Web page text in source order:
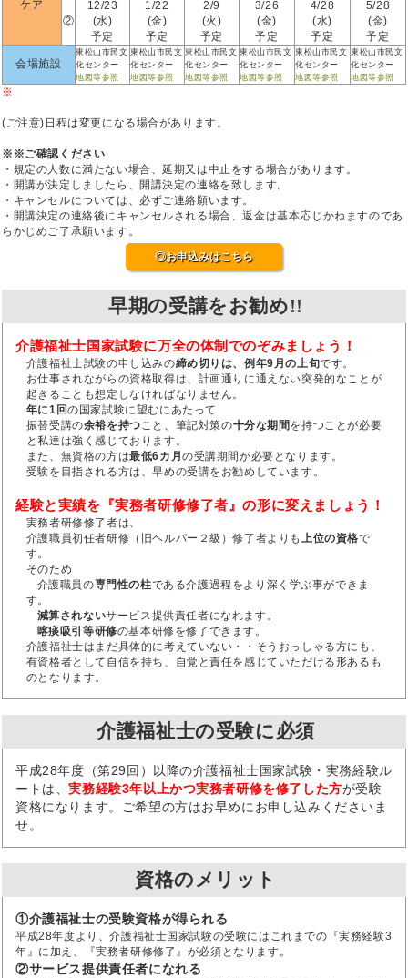
ケア
②
12/23
(水)
予定
1/22
(金)
予定
2/9
(火)
予定
3/26
(金)
予定
4/28
(水)
予定
5/28
(金)
予定
会場施設
東松山市民文
化センター
地図等参照
東松山市民文
化センター
地図等参照
東松山市民文
化センター
地図等参照
東松山市民文
化センター
地図等参照
東松山市民文
化センター
地図等参照
東松山市民文
化センター
地図等参照
※
(ご注意)日程は変更になる場合があります。
※※ご確認ください
・規定の人数に満たない場合、延期又は中止をする場合があります。
・開講が決定しましたら、開講決定の連絡を致します。
・キャンセルについては、必ずご連絡願います。
・開講決定の連絡後にキャンセルされる場合、返金は基本応じかねますのであ
らかじめご了承願います。
◎お申込みはこちら
早期の受講をお勧め!!
介護福祉士国家試験に万全の体制でのぞみましょう！
介護福祉士試験の申し込みの締め切りは、例年9月の上旬です。
お仕事されながらの資格取得は、計画通りに通えない突発的なことが
起きることも想定しなければなりません。
年に1回の国家試験に望むにあたって
振替受講の余裕を持つこと、筆記対策の十分な期間を持つことが必要
と私達は強く感じております。
また、無資格の方は最低6カ月の受講期間が必要となります。
受験を目指される方は、早めの受講をお勧めしています。
経験と実績を『実務者研修修了者』の形に変えましょう！
実務者研修修了者は、
介護職員初任者研修（旧ヘルパー２級）修了者よりも上位の資格で
す。
そのため
介護職員の専門性の柱である介護過程をより深く学ぶ事ができま
す。
減算されないサービス提供責任者になれます。
喀痰吸引等研修の基本研修を修了できます。
介護福祉士はまだ具体的に考えていない・・そうおっしゃる方にも、
有資格者として自信を持ち、自覚と責任を感じていただける形あるも
のとなります。
介護福祉士の受験に必須
平成28年度（第29回）以降の介護福祉士国家試験・実務経験ル
ートは、実務経験3年以上かつ実務者研修を修了した方が受験
資格になります。ご希望の方はお早めにお申し込みくださいま
せ。
資格のメリット
①介護福祉士の受験資格が得られる
平成28年度より、介護福祉士国家試験の受験にはこれまでの『実務経験3
年』に加え、『実務者研修修了』が必須となります。
②サービス提供責任者になれる